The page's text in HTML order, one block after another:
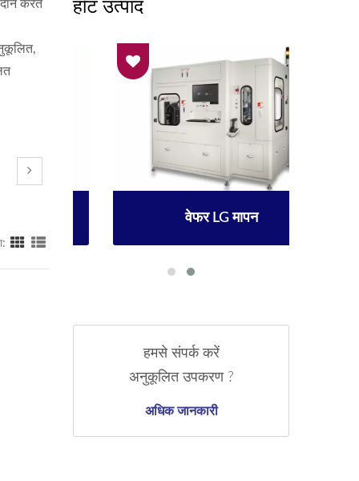
करते
वेफर LG मापन
हमसे संपर्क करें
अनुकूलित उपकरण ?
अधिक जानकारी